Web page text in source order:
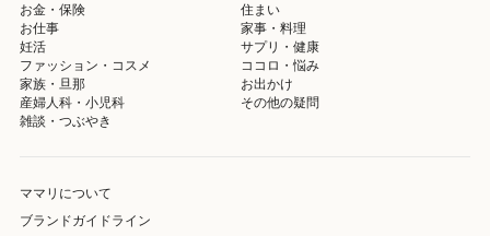
お金・保険
住まい
お仕事
家事・料理
妊活
サプリ・健康
ファッション・コスメ
ココロ・悩み
家族・旦那
お出かけ
産婦人科・小児科
その他の疑問
雑談・つぶやき
ママリについて
ブランドガイドライン